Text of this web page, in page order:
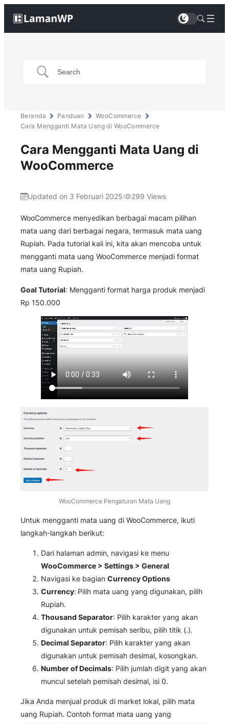
Beranda Panduan
WooCommerce
Cara Mengganti Mata Uang di WooCommerce
Cara Mengganti Mata Uang di
WooCommerce
Updated on 3 Februari 2025 299 Views
WooCommerce menyedikan berbagai macam pilihan
mata uang dari berbagai negara, termasuk mata uang
Rupiah. Pada tutorial kali ini, kita akan mencoba untuk
mengganti mata uang WooCommerce menjadi format
mata uang Rupiah.
Goal Tutorial: Mengganti format harga produk menjadi
Rp 150.000
WooCommerce Pengaturan Mata Uang
Untuk mengganti mata uang di WooCommerce, ikuti
langkah-langkah berikut:
Dari halaman admin, navigasi ke menu
WooCommerce > Settings > General
Navigasi ke bagian Currency Options
Currency: Pilih mata uang yang digunakan, pilih
Rupiah.
Thousand Separator: Pilih karakter yang akan
digunakan untuk pemisah seribu, pilih titik (.).
Decimal Separator: Pilih karakter yang akan
digunakan untuk pemisah desimal, kosongkan.
Number of Decimals: Pilih jumlah digit yang akan
muncul setelah pemisah desimal, isi 0.
Jika Anda menjual produk di market lokal, pilih mata
uang Rupiah. Contoh format mata uang yang